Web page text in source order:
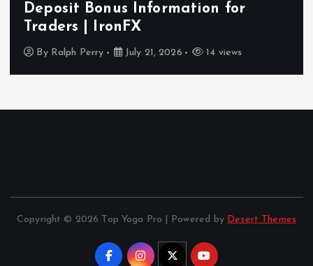
Deposit Bonus Information for
Traders | IronFX
By Ralph Perry July 21, 2026 14 views
Copyright © 2026 Top Yoga Pro | Powered by Desert Themes